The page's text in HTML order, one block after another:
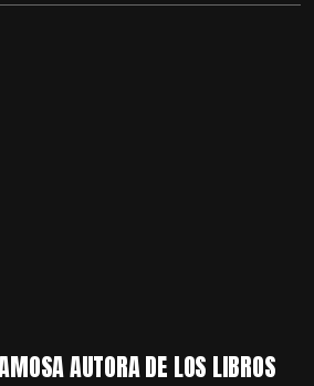
AUTORA DE LOS LIBROS